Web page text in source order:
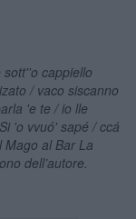
sott''o cappiello
/ vaco siscanno
'e te / io lle
'o vvuó' sapé / ccá
Mago al Bar La
dell’autore.